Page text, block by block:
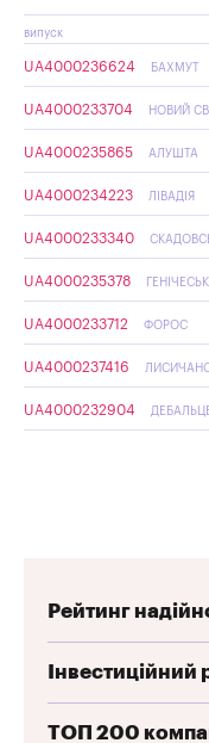
випуск
UA4000236624 БАХМУТ
UA4000233704 НОВИЙ
UA4000235865 АЛУШТА
UA4000234223 ЛІВАДІЯ
UA4000233340
UA4000235378 ГЕНІЧЕСЬК
UA4000233712 ФОРОС
UA4000237416
UA4000232904
Рейтинг
ТОП 200